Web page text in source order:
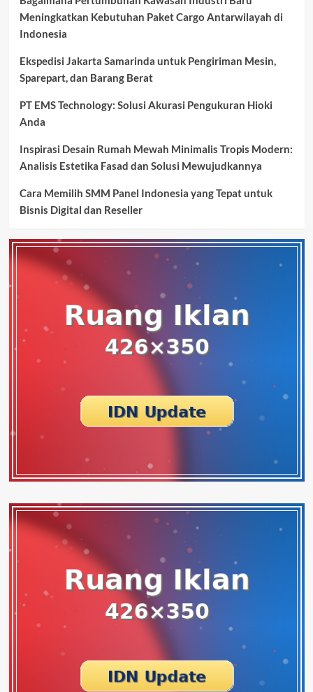
Meningkatkan Kebutuhan Paket Cargo Antarwilayah di
Indonesia
Ekspedisi Jakarta Samarinda untuk Pengiriman Mesin,
Sparepart, dan Barang Berat
PT EMS Technology: Solusi Akurasi Pengukuran Hioki
Anda
Inspirasi Desain Rumah Mewah Minimalis Tropis Modern:
Analisis Estetika Fasad dan Solusi Mewujudkannya
Cara Memilih SMM Panel Indonesia yang Tepat untuk
Bisnis Digital dan Reseller